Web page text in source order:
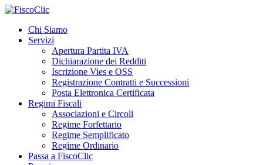
Chi Siamo
Servizi
Apertura Partita IVA
Dichiarazione dei Redditi
Iscrizione Vies e OSS
Registrazione Contratti e Successioni
Posta Elettronica Certificata
Regimi Fiscali
Associazioni e Circoli
Regime Forfettario
Regime Semplificato
Regime Ordinario
Passa a FiscoClic